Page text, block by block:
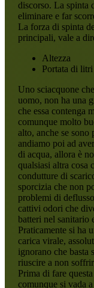
discorso. La spinta
eliminare e far
La forza di spinta
principali, vale a
Altezza
Portata di litri
Uno sciacquone
uomo, non ha una
che essa contenga
comunque molto
alto, anche se sono
andiamo poi ad
di acqua, allora è
qualsiasi altra cosa
condutture di
sporcizia che non
problemi di
cattivi odori che
batteri nel sanitario
Praticamente si ha
carica virale,
ignorano che basta
riuscire a non
Prima di fare
comunque si vada